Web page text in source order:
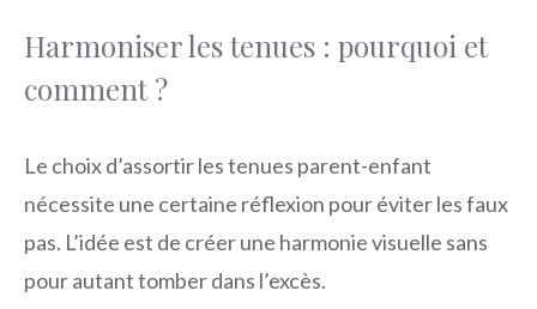
Harmoniser les tenues : pourquoi et
comment ?
Le choix d’assortir les tenues parent-enfant
nécessite une certaine réflexion pour éviter les faux
pas. L’idée est de créer une harmonie visuelle sans
pour autant tomber dans l’excès.